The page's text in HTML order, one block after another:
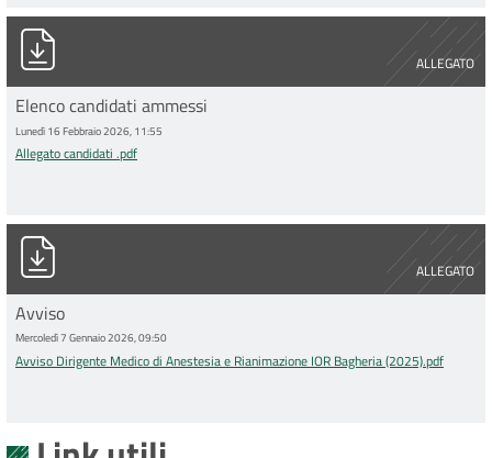
ALLEGATO
Allegato candidati .pdf
Elenco candidati ammessi
Lunedì 16 Febbraio 2026, 11:55
Allegato candidati .pdf
ALLEGATO
Avviso Dirigente Medico di Anestesia e Rianimazione IOR
Avviso
Mercoledì 7 Gennaio 2026, 09:50
Avviso Dirigente Medico di Anestesia e Rianimazione IOR Bagheria (2025).pdf